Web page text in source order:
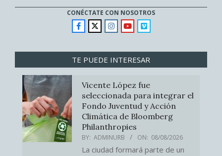
CONÉCTATE CON NOSOTROS
TE PUEDE INTERESAR
Vicente López fue
seleccionada para integrar el
Fondo Juventud y Acción
Climática de Bloomberg
Philanthropies
BY: ADMINURB ON: 08/08/2026
La ciudad formará parte de un